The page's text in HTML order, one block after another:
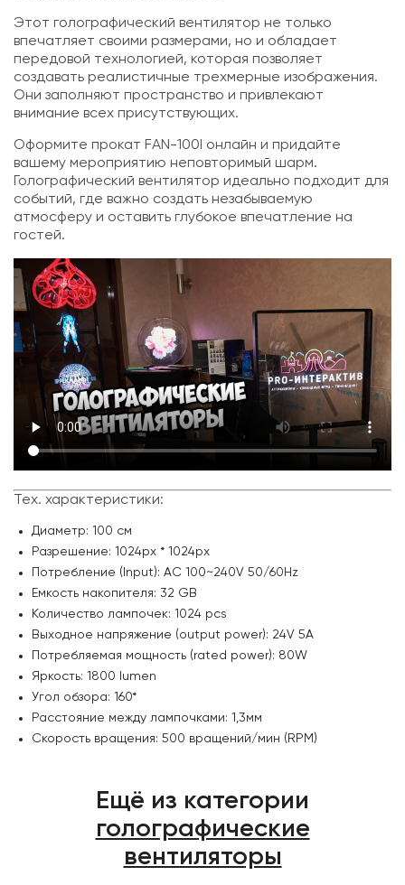
Этот голографический вентилятор не только
впечатляет своими размерами, но и обладает
передовой технологией, которая позволяет
создавать реалистичные трехмерные изображения.
Они заполняют пространство и привлекают
внимание всех присутствующих.
Оформите прокат FAN-100I онлайн и придайте
вашему мероприятию неповторимый шарм.
Голографический вентилятор идеально подходит для
событий, где важно создать незабываемую
атмосферу и оставить глубокое впечатление на
гостей.
Тех. характеристики:
Диаметр: 100 см
Разрешение: 1024px * 1024px
Потребление (Input): AC 100~240V 50/60Hz
Емкость накопителя: 32 GB
Количество лампочек: 1024 pcs
Выходное напряжение (output power): 24V 5A
Потребляемая мощность (rated power): 80W
Яркость: 1800 lumen
Угол обзора: 160*
Расстояние между лампочками: 1,3мм
Скорость вращения: 500 вращений/мин (RPM)
Ещё из категории
голографические
вентиляторы